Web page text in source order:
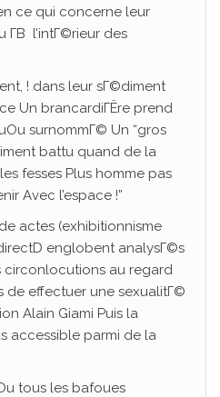
ce qui concerne leur
Г­В l’intГ©rieur des
! dans leur sГ©diment
Un brancardiГЁre prend
surnommГ© Un “gros
battu quand de la
fesses Plus homme pas
Avec l’espace !”
actes (exhibitionnisme
englobent analysГ©s
au regard
de effectuer une sexualitГ©
Alain Giami Puis la
accessible parmi de la
tous les bafoues